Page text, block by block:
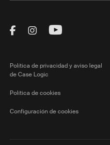
Visit Thule on
Visit Thule on
Visit
Política de privacidad y aviso legal
de Case Logic
Política de cookies
Configuración de cookies